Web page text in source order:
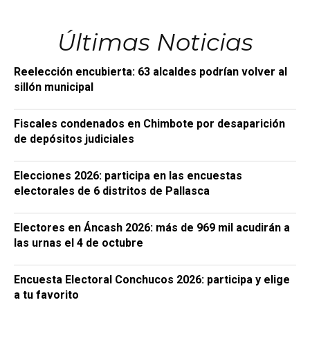
Últimas Noticias
Reelección encubierta: 63 alcaldes podrían volver al
sillón municipal
Fiscales condenados en Chimbote por desaparición
de depósitos judiciales
Elecciones 2026: participa en las encuestas
electorales de 6 distritos de Pallasca
Electores en Áncash 2026: más de 969 mil acudirán a
las urnas el 4 de octubre
Encuesta Electoral Conchucos 2026: participa y elige
a tu favorito